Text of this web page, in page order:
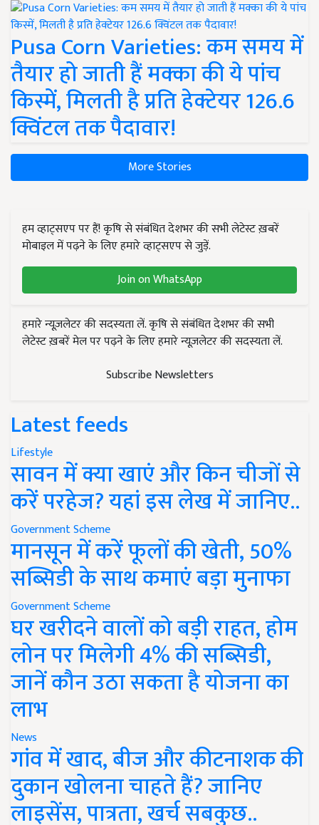
Pusa Corn Varieties: कम समय में
तैयार हो जाती हैं मक्का की ये पांच
किस्में, मिलती है प्रति हेक्टेयर 126.6
क्विंटल तक पैदावार!
More Stories
हम व्हाट्सएप पर हैं! कृषि से संबंधित देशभर की सभी लेटेस्ट ख़बरें
मोबाइल में पढ़ने के लिए हमारे व्हाट्सएप से जुड़ें.
Join on WhatsApp
हमारे न्यूज़लेटर की सदस्यता लें. कृषि से संबंधित देशभर की सभी
लेटेस्ट ख़बरें मेल पर पढ़ने के लिए हमारे न्यूज़लेटर की सदस्यता लें.
Subscribe Newsletters
Latest feeds
Lifestyle
सावन में क्या खाएं और किन चीजों से
करें परहेज? यहां इस लेख में जानिए..
Government Scheme
मानसून में करें फूलों की खेती, 50%
सब्सिडी के साथ कमाएं बड़ा मुनाफा
Government Scheme
घर खरीदने वालों को बड़ी राहत, होम
लोन पर मिलेगी 4% की सब्सिडी,
जानें कौन उठा सकता है योजना का
लाभ
News
गांव में खाद, बीज और कीटनाशक की
दुकान खोलना चाहते हैं? जानिए
लाइसेंस, पात्रता, खर्च सबकुछ..